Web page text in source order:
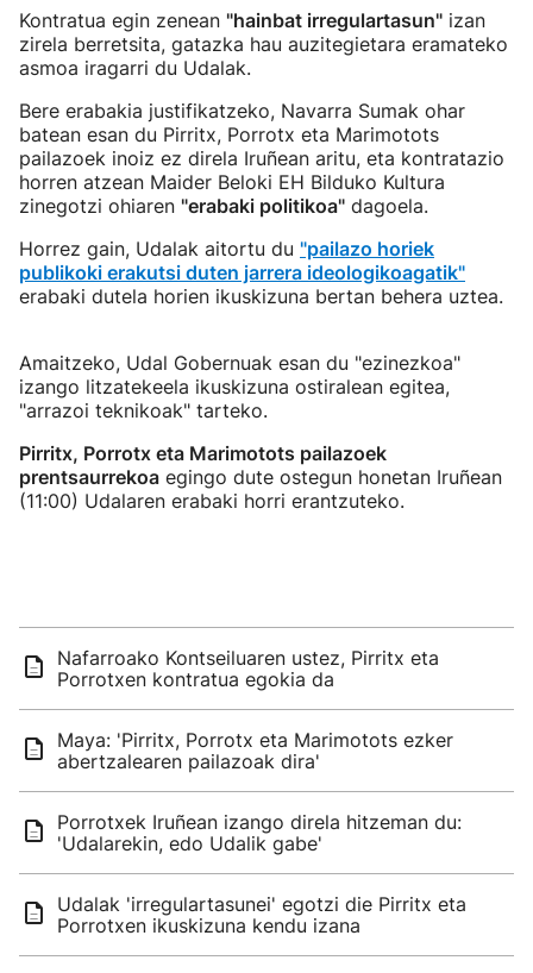
Kontratua egin zenean "hainbat irregulartasun" izan
zirela berretsita, gatazka hau auzitegietara eramateko
asmoa iragarri du Udalak.
Bere erabakia justifikatzeko, Navarra Sumak ohar
batean esan du Pirritx, Porrotx eta Marimotots
pailazoek inoiz ez direla Iruñean aritu, eta kontratazio
horren atzean Maider Beloki EH Bilduko Kultura
zinegotzi ohiaren "erabaki politikoa" dagoela.
Horrez gain, Udalak aitortu du "pailazo horiek
publikoki erakutsi duten jarrera ideologikoagatik"
erabaki dutela horien ikuskizuna bertan behera uztea.
Amaitzeko, Udal Gobernuak esan du "ezinezkoa"
izango litzatekeela ikuskizuna ostiralean egitea,
"arrazoi teknikoak" tarteko.
Pirritx, Porrotx eta Marimotots pailazoek
prentsaurrekoa egingo dute ostegun honetan Iruñean
(11:00) Udalaren erabaki horri erantzuteko.
Nafarroako Kontseiluaren ustez, Pirritx eta
Porrotxen kontratua egokia da
Maya: 'Pirritx, Porrotx eta Marimotots ezker
abertzalearen pailazoak dira'
Porrotxek Iruñean izango direla hitzeman du:
'Udalarekin, edo Udalik gabe'
Udalak 'irregulartasunei' egotzi die Pirritx eta
Porrotxen ikuskizuna kendu izana